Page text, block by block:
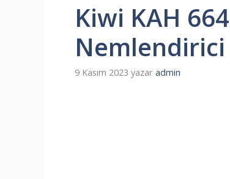
Kiwi KAH
Nemlendirici
9 Kasım 2023 yazar admin